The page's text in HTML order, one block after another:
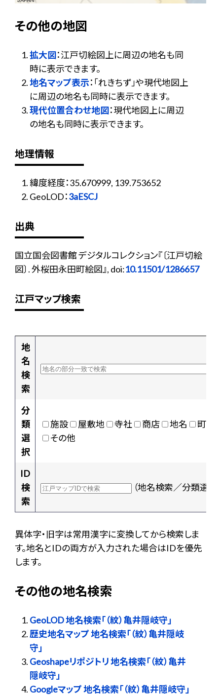
その他の地図
拡大図：江戸切絵図上に周辺の地名も同
時に表示できます。
地名マップ表示：「れきちず」や現代地図上
に周辺の地名も同時に表示できます。
現代位置合わせ地図：現代地図上に周辺
の地名も同時に表示できます。
地理情報
緯度経度：35.670999, 139.753652
GeoLOD：3aESCJ
出典
国立国会図書館 デジタルコレクション『〔江戸切絵
図〕. 外桜田永田町絵図』, doi:10.11501/1286657
江戸マップ検索
地
名
検
索
分
類
選
択
施設 屋敷地 寺社 商店 地名
町村
その他
ID
検
索
（地名検索／分類選択
異体字・旧字は常用漢字に変換してから検索しま
す。地名とIDの両方が入力された場合はIDを優先
します。
その他の地名検索
GeoLOD 地名検索「（紋）亀井隠岐守」
歴史地名マップ 地名検索「（紋）亀井隠岐
守」
Geoshapeリポジトリ 地名検索「（紋）亀井
隠岐守」
Googleマップ 地名検索「（紋）亀井隠岐守」